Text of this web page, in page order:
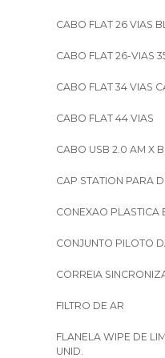
CABO FLAT 26 VIAS
CABO FLAT 26-VIAS
CABO FLAT 34 VIAS
CABO FLAT 44 VIAS
CABO USB 2.0 AM X
CAP STATION PARA
CONEXAO PLASTICA
CONJUNTO PILOTO
CORREIA
FILTRO DE AR
FLANELA WIPE DE
UNID.